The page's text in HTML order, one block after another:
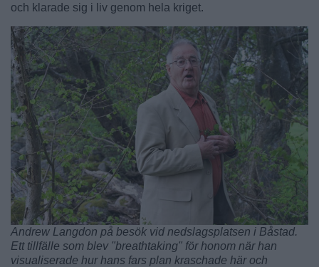
och klarade sig i liv genom hela kriget.
Andrew Langdon på besök vid nedslagsplatsen i Båstad.
Ett tillfälle som blev "breathtaking" för honom när han
visualiserade hur hans fars plan kraschade här och